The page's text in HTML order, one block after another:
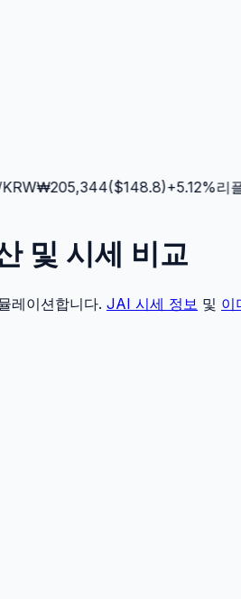
₩205,344($148.8)+5.12%리플
및 시세 비교
레이션합니다. JAI 시세 정보 및 이